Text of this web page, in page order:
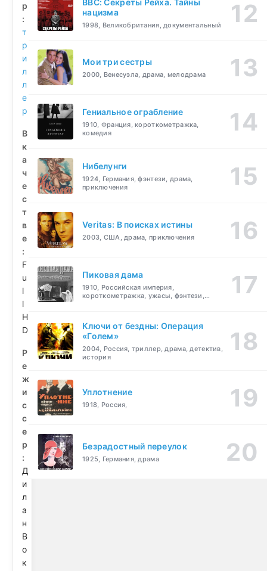
р
:
т
р
и
л
л
е
р
В
к
а
ч
е
с
т
в
е
:
F
u
l
l
H
D
Р
е
ж
и
с
с
е
р
:
Д
и
л
а
н
В
о
к
BBC: Секреты Рейха. Тайны
нацизма
1998, Великобритания, документальный
Мои три сестры
2000, Венесуэла, драма, мелодрама
Гениальное ограбление
1910, Франция, короткометражка,
комедия
Нибелунги
1924, Германия, фэнтези, драма,
приключения
Veritas: В поисках истины
2003, США, драма, приключения
Пиковая дама
1910, Российская империя,
короткометражка, ужасы, фэнтези,
Ключи от бездны: Операция
«Голем»
2004, Россия, триллер, драма, детектив,
история
Уплотнение
1918, Россия,
Безрадостный переулок
1925, Германия, драма